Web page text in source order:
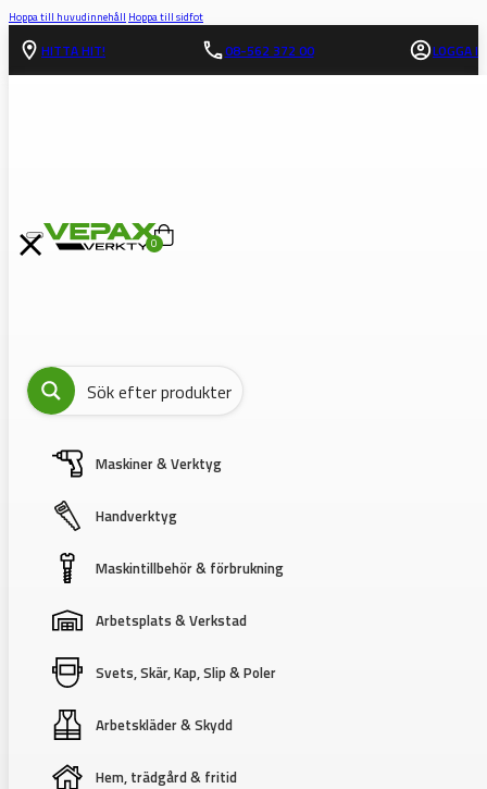
Hoppa till huvudinnehåll Hoppa till sidfot
HITTA HIT! 08-562 372 00 LOGGA IN
0
Maskiner & Verktyg
Handverktyg
Maskintillbehör & förbrukning
Arbetsplats & Verkstad
Svets, Skär, Kap, Slip & Poler
Arbetskläder & Skydd
Hem, trädgård & fritid